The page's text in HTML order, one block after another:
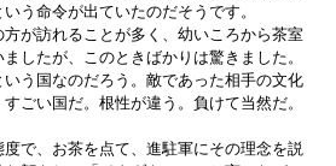
う命令が出ていたのだそうです。
が訪れることが多く、幼いころから茶室
したが、このときばかりは驚きました。
う国なのだろう。敵であった相手の文化
ごい国だ。根性が違う。負けて当然だ。
で、お茶を点て、進駐軍にその理念を説